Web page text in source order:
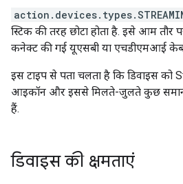
स्टिक की तरह छोटा होता है. इसे आम तौर
कनेक्ट की गई यूएसबी या एचडीएमआई
इस टाइप से पता चलता है कि डिवाइस को
आइकॉन और इससे मिलते-जुलते कुछ
हैं.
डिवाइस की क्षमताएं